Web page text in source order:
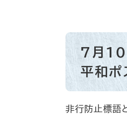
7月10
平和ポ
非行防止標語